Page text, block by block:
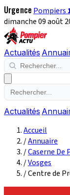
Urgence Pompiers
dimanche 09 août
Actualités
Actualités
Accueil
/Annuaire
/Caserne De
/Vosges
/Centre de